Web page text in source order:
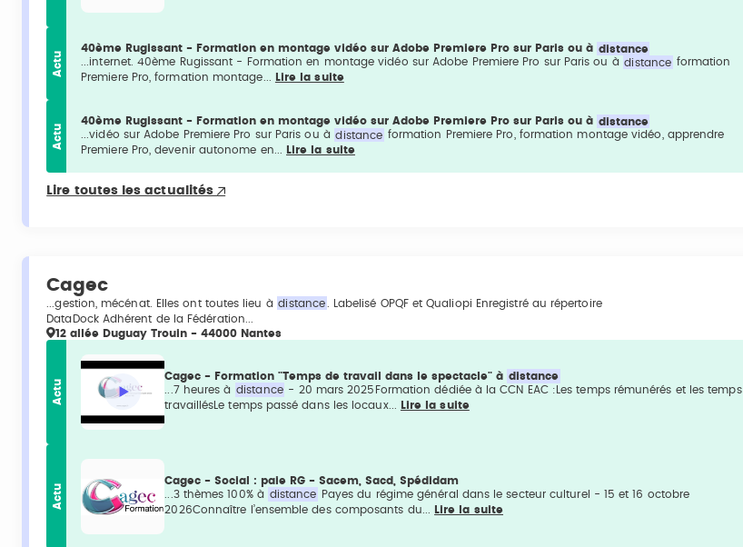
Actu
40ème Rugissant - Formation en montage vidéo sur Adobe Premiere Pro sur Paris ou à distance
...internet. 40ème Rugissant - Formation en montage vidéo sur Adobe Premiere Pro sur Paris ou à distance formation
Premiere Pro, formation montage...
Lire la suite
Actu
40ème Rugissant - Formation en montage vidéo sur Adobe Premiere Pro sur Paris ou à distance
...vidéo sur Adobe Premiere Pro sur Paris ou à distance formation Premiere Pro, formation montage vidéo, apprendre
Premiere Pro, devenir autonome en...
Lire la suite
Lire toutes les actualités
Cagec
...gestion, mécénat. Elles ont toutes lieu à distance
. Labelisé OPQF et Qualiopi Enregistré au répertoire
DataDock Adhérent de la Fédération...
12 allée Duguay Trouin - 44000 Nantes
Actu
Cagec - Formation "Temps de travail dans le spectacle" à distance
...7 heures à distance - 20 mars 2025Formation dédiée à la CCN EAC :Les temps rémunérés et les temps
travaillésLe temps passé dans les locaux...
Lire la suite
Actu
Cagec - Social : paie RG - Sacem, Sacd, Spédidam
...3 thèmes 100% à distance
Payes du régime général dans le secteur culturel - 15 et 16 octobre
2026Connaître l’ensemble des composants du...
Lire la suite